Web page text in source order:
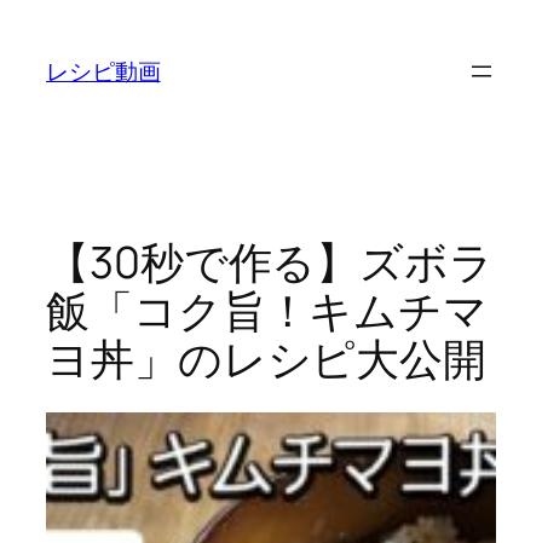
レシピ動画
【30秒で作る】ズボラ
飯「コク旨！キムチマ
ヨ丼」のレシピ大公開